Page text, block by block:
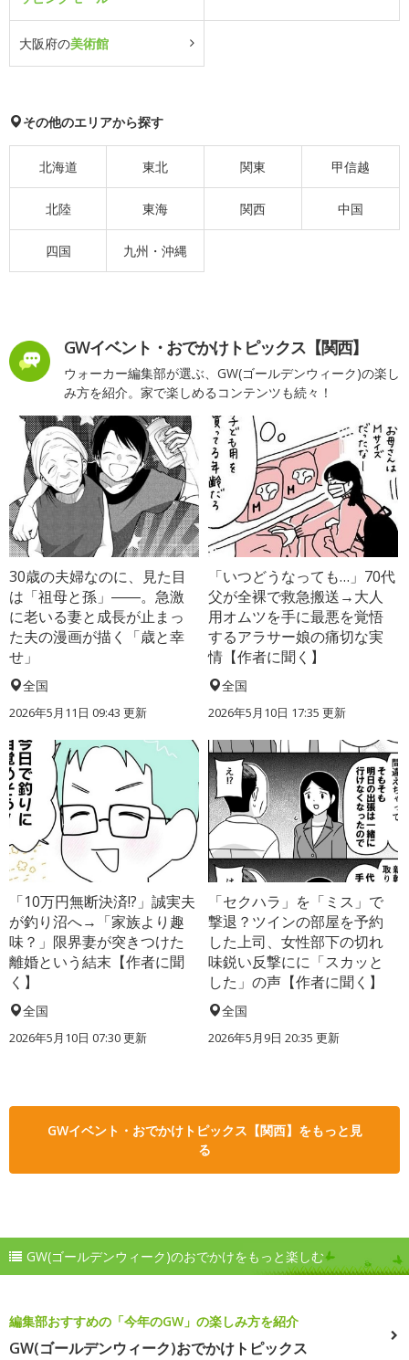
大阪府の美術館
その他のエリアから探す
北海道 東北 関東 甲信越
北陸 東海 関西 中国
四国 九州・沖縄
GWイベント・おでかけトピックス【関西】
ウォーカー編集部が選ぶ、GW(ゴールデンウィーク)の楽し
み方を紹介。家で楽しめるコンテンツも続々！
30歳の夫婦なのに、見た目
は「祖母と孫」――。急激
に老いる妻と成長が止まっ
た夫の漫画が描く「歳と幸
せ」
全国
2026年5月11日 09:43 更新
「いつどうなっても…」70代
父が全裸で救急搬送→大人
用オムツを手に最悪を覚悟
するアラサー娘の痛切な実
情【作者に聞く】
全国
2026年5月10日 17:35 更新
「10万円無断決済!?」誠実夫
が釣り沼へ→「家族より趣
味？」限界妻が突きつけた
離婚という結末【作者に聞
く】
全国
2026年5月10日 07:30 更新
「セクハラ」を「ミス」で
撃退？ツインの部屋を予約
した上司、女性部下の切れ
味鋭い反撃にに「スカッと
した」の声【作者に聞く】
全国
2026年5月9日 20:35 更新
GWイベント・おでかけトピックス【関西】をもっと見
る
GW(ゴールデンウィーク)のおでかけをもっと楽しむ
編集部おすすめの「今年のGW」の楽しみ方を紹介
GW(ゴールデンウィーク)おでかけトピックス